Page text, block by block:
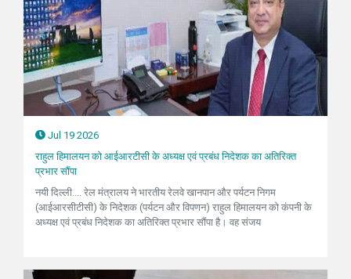
Jul 19 2026
राहुल हिमालयन को आईआरटीसी के अध्यक्ष एवं प्रबंध निदेशक का अतिरिक्त
प्रभार सौंपा
नयी दिल्ली.... रेल मंत्रालय ने भारतीय रेलवे खानपान और पर्यटन निगम
(आईआरसीटीसी) के निदेशक (पर्यटन और विपणन) राहुल हिमालयन को कंपनी के
अध्यक्ष एवं प्रबंध निदेशक का अतिरिक्त प्रभार सौंपा है। वह संजय